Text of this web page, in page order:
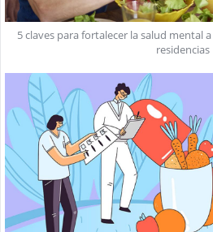
5 claves para fortalecer la salud mental
residencias